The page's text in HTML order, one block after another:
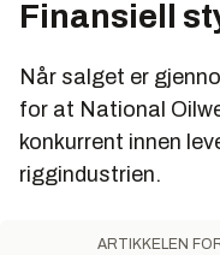
Finansiell
Når salget er
for at National
konkurrent innen
riggindustrien.
ARTIKKELEN